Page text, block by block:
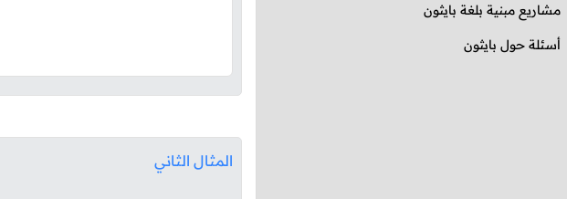
مشاريع مبنية بلغة بايثون
أسئلة حول بايثون
المثال الثاني